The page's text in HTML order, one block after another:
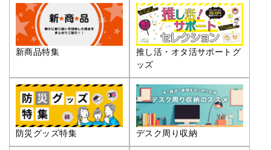
新商品特集
推し活・オタ活サポートグ
ッズ
防災グッズ特集 デスク周り収納